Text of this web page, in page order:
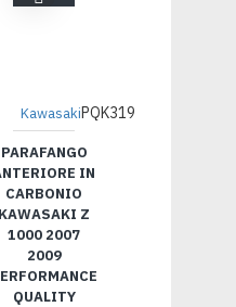
KawasakiPQK319
PARAFANGO
IN
CARBONIO
Z
1000 2007
2009
QUALITY